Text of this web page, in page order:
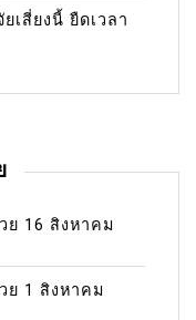
เสี่ยงนี้ ยืดเวลา
ย 16 สิงหาคม
ย 1 สิงหาคม